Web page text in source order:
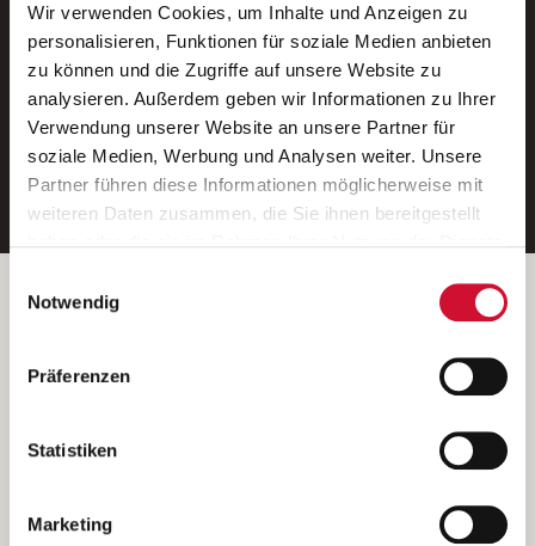
Wir verwenden Cookies, um Inhalte und Anzeigen zu
personalisieren, Funktionen für soziale Medien anbieten
zu können und die Zugriffe auf unsere Website zu
analysieren. Außerdem geben wir Informationen zu Ihrer
Verwendung unserer Website an unsere Partner für
soziale Medien, Werbung und Analysen weiter. Unsere
Partner führen diese Informationen möglicherweise mit
weiteren Daten zusammen, die Sie ihnen bereitgestellt
Wenn Sie auf „Cookies zulassen“ klicken, so stimmen
Sie der Speicherung sämtlicher Cookies zu. Sie können
Ihre Einwilligung selbstverständlich jederzeit widerrufen,
indem Sie die Cookie-Einstellungen aufrufen und diese
unsererDatenschutzerklärung
Notwendig
Präferenzen
Statistiken
Marketing
Neue Stellen per E-Mail.
Ein kostenloser Service von AWO
Jobs.
E-Mail-Adresse eintragen
Betreiber der Webseite
Kantstraße 45a
(Ein Tochterunternehmen des AWO Bezirksverbandes Unterfranken
e.V.)